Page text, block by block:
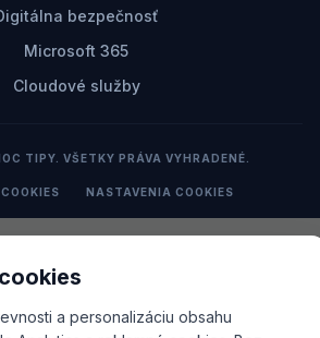
bezpečnosť
Microsoft 365
Cloudové služby
TIPY. VŠETKY PRÁVA VYHRADENÉ.
NASTAVENIA COOKIES
a personalizáciu obsahu